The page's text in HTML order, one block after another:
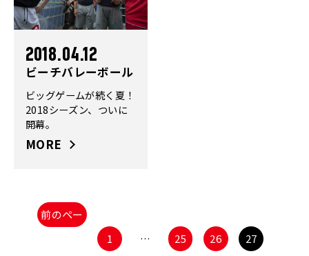
2018.04.12
ビーチバレーボール
ビッグゲームが続く夏！
2018シーズン、ついに
開幕。
MORE
前のペー
1 … 25 26 27